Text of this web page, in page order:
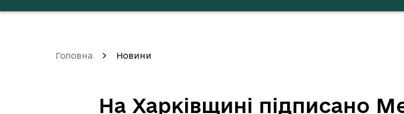
Головна Новини
На Харківщині підписано